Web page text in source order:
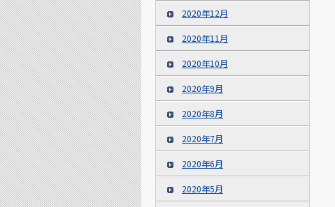
2020年12月
2020年11月
2020年10月
2020年9月
2020年8月
2020年7月
2020年6月
2020年5月